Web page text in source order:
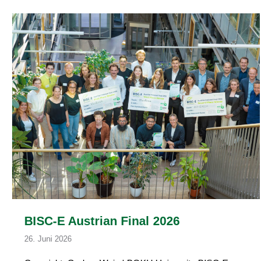
BISC-E Austrian Final 2026
26. Juni 2026